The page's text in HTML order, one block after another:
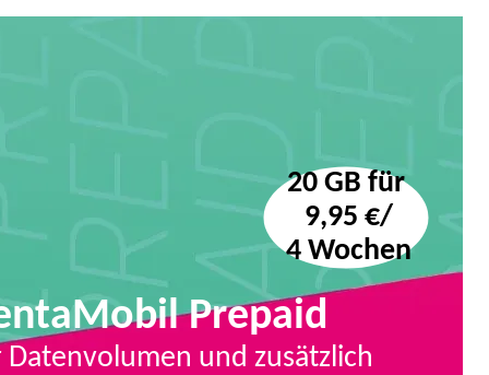
Prepaid
und zusätzlich
20 GB für
9,95 €/
4 Wochen